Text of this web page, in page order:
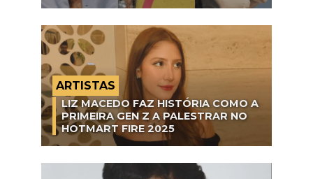
ARTISTAS
LIZ MACEDO FAZ HISTÓRIA COMO A
PRIMEIRA GEN Z A PALESTRAR NO
HOTMART FIRE 2025